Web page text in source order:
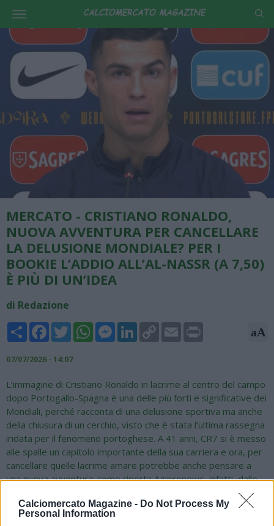
Calciomercato Magazine - Do Not Process My
Personal Information
MERCATO - CRISTIANO RONALDO,
NUOVA AVVENTURA PER CANCELLARE
LA DELUSIONE MONDIALE? PER I
BOOKIE L’ADDIO ALL’AL-NASSR (A 7,50)
È PIÙ DI UN’IDEA
di Redazione
Share FacebookTwitterWhatsAppMessengerLinkedInCopy
Link
Email aA
07/07/2026 - 14:07
L’immagine di Cristiano Ronaldo in lacrime al centro del campo
dopo Portogallo-Spagna è una delle più forti e significative dei
Mondiali, perché racconta di una delusione sportiva ma anche
della chiusura di un cerchio, visto che è stata l’ultima rassegna
iridata per il fenomeno portoghese. A 41 anni, CR7 si è messo
alle spalle un capitolo importante della sua carriera e ora, per
cancellare quelle lacrime amare potrebbe anche pensare a
una nuova avventura: come riporta Agipronews, infatti, dalle
quote dei betting analyst di Planetwin365 e Goldbet emerge
che l’addio all’Al-Nassr è più di un’idea e viene proposto a 7,50
volte la posta.